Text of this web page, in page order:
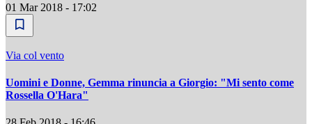
01 Mar 2018 - 17:02
Via col vento
Uomini e Donne, Gemma rinuncia a Giorgio: "Mi sento come
Rossella O'Hara"